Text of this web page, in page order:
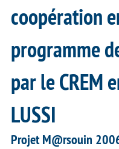
coopération
programme
par le CREM
LUSSI
Projet M@rsouin